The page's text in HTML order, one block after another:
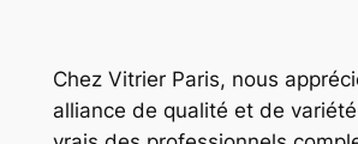
Chez Vitrier Paris, nous
alliance de qualité et de